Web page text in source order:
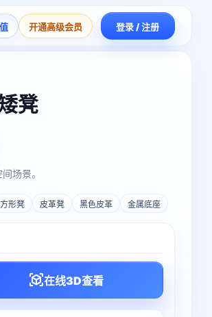
开通高级会员 登录 / 注册
凳
场景。
方形凳 皮革凳 黑色皮革 金属底座
在线3D查看